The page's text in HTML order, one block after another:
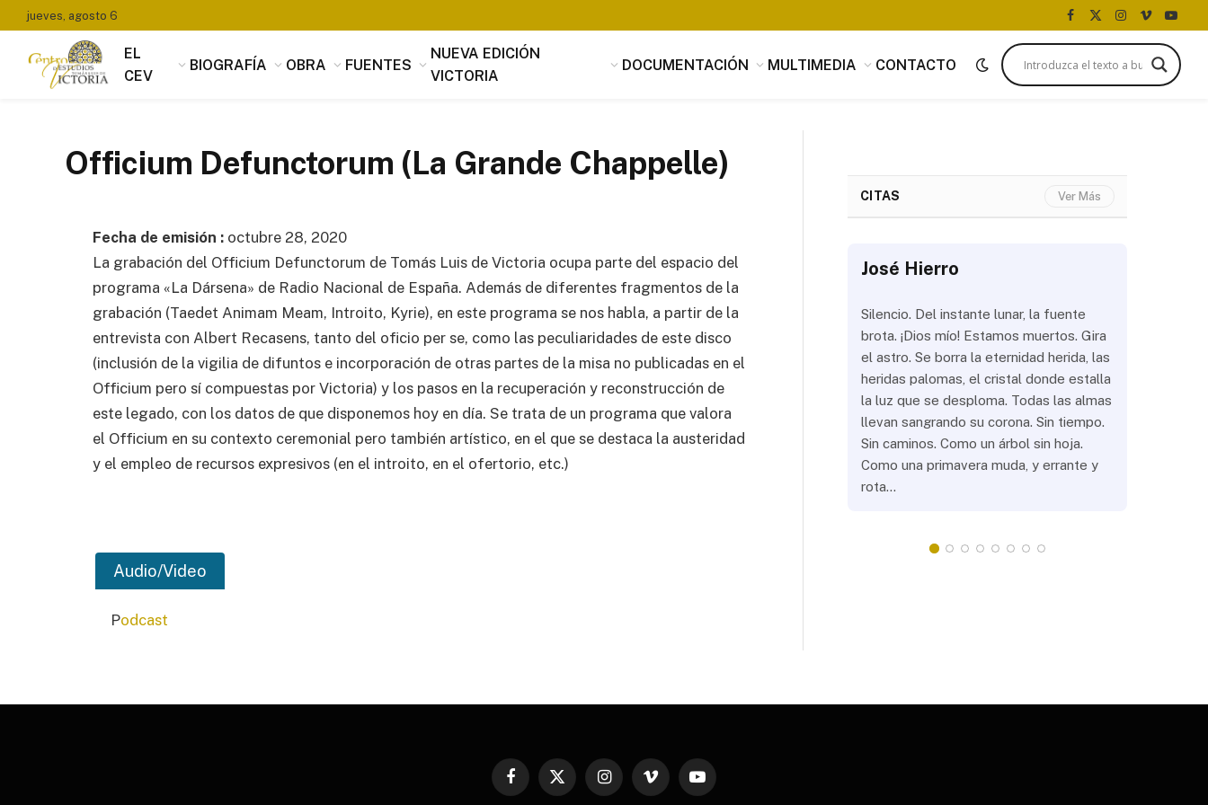
jueves, agosto 6
Facebook
X
(Twitter)
Instagram
Vimeo
EL
CEV
BIOGRAFÍA OBRA FUENTES
NUEVA EDICIÓN
VICTORIA
DOCUMENTACIÓN MULTIMEDIA CONTACTO
Officium Defunctorum (La Grande Chappelle)
Fecha de emisión : octubre 28, 2020
La grabación del Officium Defunctorum de Tomás Luis de Victoria ocupa parte del espacio del
programa «La Dársena» de Radio Nacional de España. Además de diferentes fragmentos de la
grabación (Taedet Animam Meam, Introito, Kyrie), en este programa se nos habla, a partir de la
entrevista con Albert Recasens, tanto del oficio per se, como las peculiaridades de este disco
(inclusión de la vigilia de difuntos e incorporación de otras partes de la misa no publicadas en el
Officium pero sí compuestas por Victoria) y los pasos en la recuperación y reconstrucción de
este legado, con los datos de que disponemos hoy en día. Se trata de un programa que valora
el Officium en su contexto ceremonial pero también artístico, en el que se destaca la austeridad
y el empleo de recursos expresivos (en el introito, en el ofertorio, etc.)
Audio/Video
Podcast
CITAS Ver Más
Tomás Luis de Victoria
Si alguien buscara utilidad, nada es más
útil que la música, que penetrando con
suavidad en los corazones a través del
mensaje de los oídos, parece servir de
provecho, no sólo al alma sino también
al cuerpo.
José Hierro
Silencio. Del instante lunar, la fuente
brota. ¡Dios mío! Estamos muertos. Gira
el astro. Se borra la eternidad herida, las
heridas palomas, el cristal donde estalla
la luz que se desploma. Todas las almas
llevan sangrando su corona. Sin tiempo.
Sin caminos. Como un árbol sin hoja.
Como una primavera muda, y errante y
rota…
Facebook
X
InstagramVimeo YouTube